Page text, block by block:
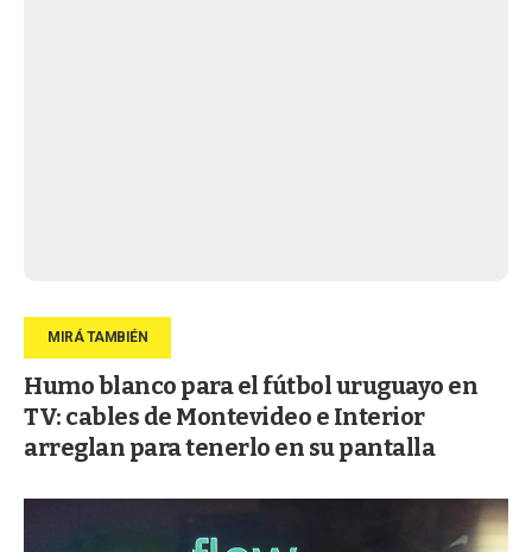
Humo blanco para el fútbol uruguayo en
TV: cables de Montevideo e Interior
arreglan para tenerlo en su pantalla